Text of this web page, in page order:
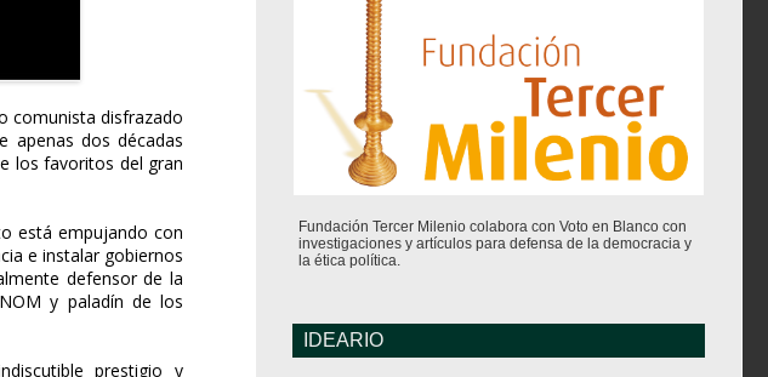
comunista disfrazado
apenas dos décadas
los favoritos del gran
está empujando con
e instalar gobiernos
defensor de la
y paladín de los
prestigio y
Fundación Tercer Milenio colabora con Voto en Blanco con
investigaciones y artículos para defensa de la democracia y
la ética política.
IDEARIO